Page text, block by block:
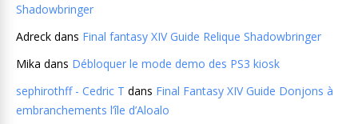
Shadowbringer
Adreck dans Final fantasy XIV Guide Relique Shadowbringer
Mika dans Débloquer le mode demo des PS3 kiosk
sephirothff - Cedric T dans Final Fantasy XIV Guide Donjons à
embranchements l’île d’Aloalo